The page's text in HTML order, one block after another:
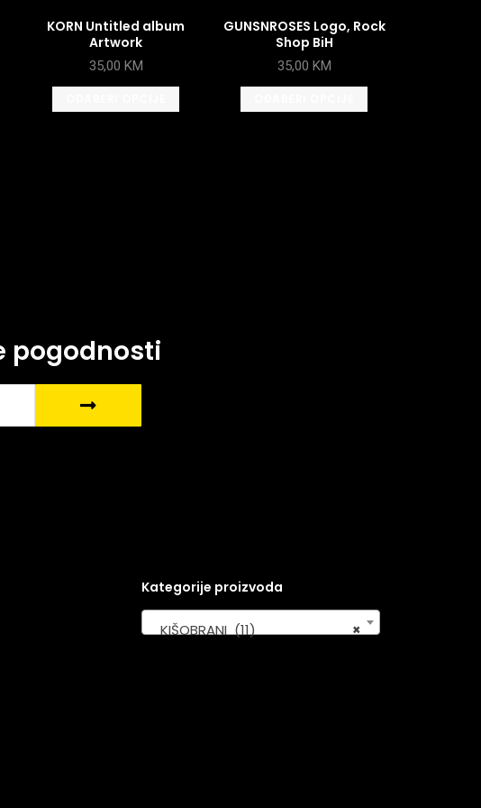
KORN Untitled album
Artwork
35,00 KM
GUNSNROSES Logo, Rock
Shop BiH
35,00 KM
pogodnosti
Kategorije proizvoda
×
KIŠOBRANI (11)